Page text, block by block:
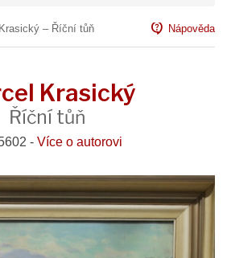
– Říční tůň contact_support Nápověda
Krasický
Říční tůň
- Více o autorovi